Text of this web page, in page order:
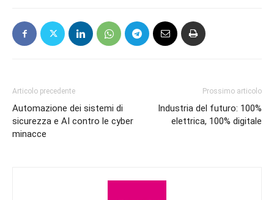
Articolo precedente
Automazione dei sistemi di
sicurezza e AI contro le cyber
minacce
Prossimo articolo
Industria del futuro: 100%
elettrica, 100% digitale